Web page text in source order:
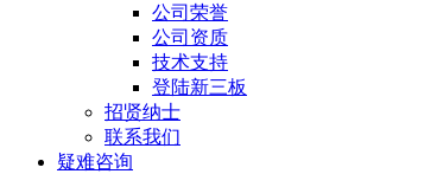
公司荣誉
公司资质
技术支持
登陆新三板
招贤纳士
联系我们
疑难咨询